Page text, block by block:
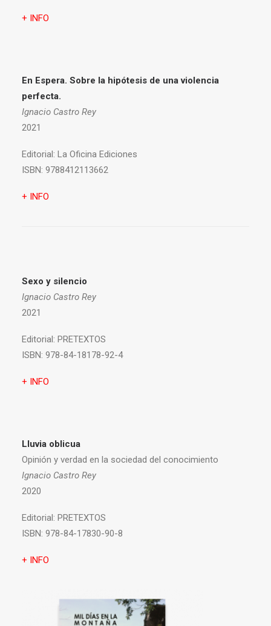
+ INFO
En Espera. Sobre la hipótesis de una violencia
perfecta.
Ignacio Castro Rey
2021
Editorial: La Oficina Ediciones
ISBN: 9788412113662
+ INFO
Sexo y silencio
Ignacio Castro Rey
2021
Editorial: PRETEXTOS
ISBN: 978-84-18178-92-4
+ INFO
Lluvia oblicua
Opinión y verdad en la sociedad del conocimiento
Ignacio Castro Rey
2020
Editorial: PRETEXTOS
ISBN: 978-84-17830-90-8
+ INFO